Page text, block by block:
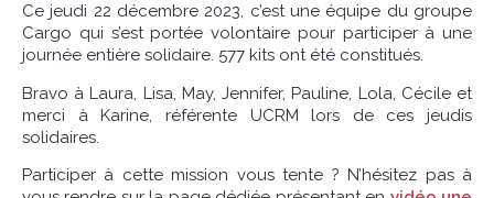
Ce jeudi 22 décembre 2023, c’est une équipe du groupe
Cargo qui s’est portée volontaire pour participer à une
journée entière solidaire. 577 kits ont été constitués.
Bravo à Laura, Lisa, May, Jennifer, Pauline, Lola, Cécile et
merci à Karine, référente UCRM lors de ces jeudis
solidaires.
Participer à cette mission vous tente ? N’hésitez pas à